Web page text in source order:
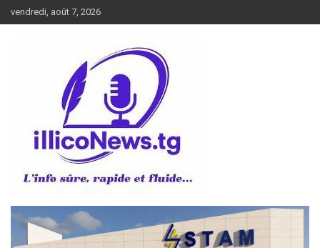
au
vendredi, août 7, 2026
illiconews